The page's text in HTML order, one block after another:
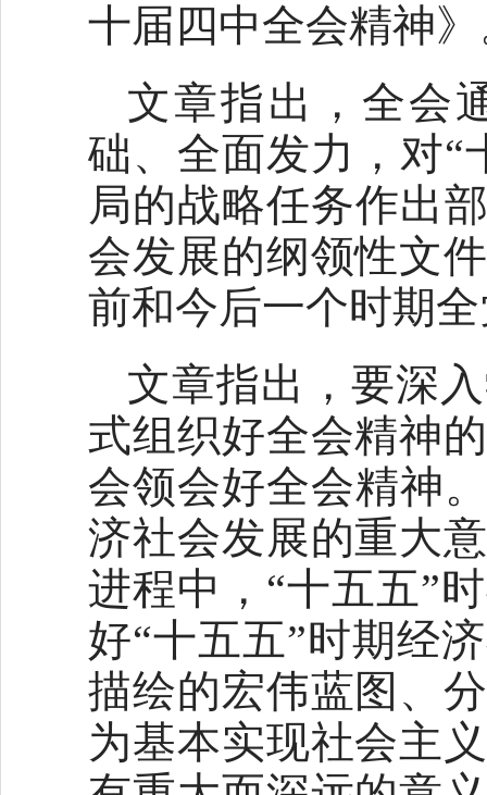
十届四中全会精神
文章指出，全会
础、全面发力，对“
局的战略任务作出
会发展的纲领性文
前和今后一个时期
文章指出，要深
式组织好全会精神
会领会好全会精神
济社会发展的重大
进程中，“十五五”
好“十五五”时期经
描绘的宏伟蓝图、
为基本实现社会主